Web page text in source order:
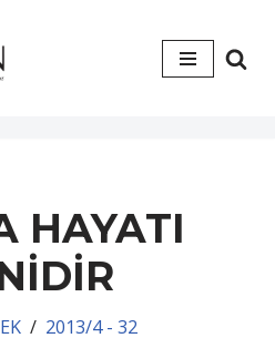
HAYATI
2013/4 - 32